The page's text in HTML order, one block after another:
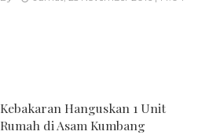
Kebakaran Hanguskan 1 Unit
Rumah di Asam Kumbang